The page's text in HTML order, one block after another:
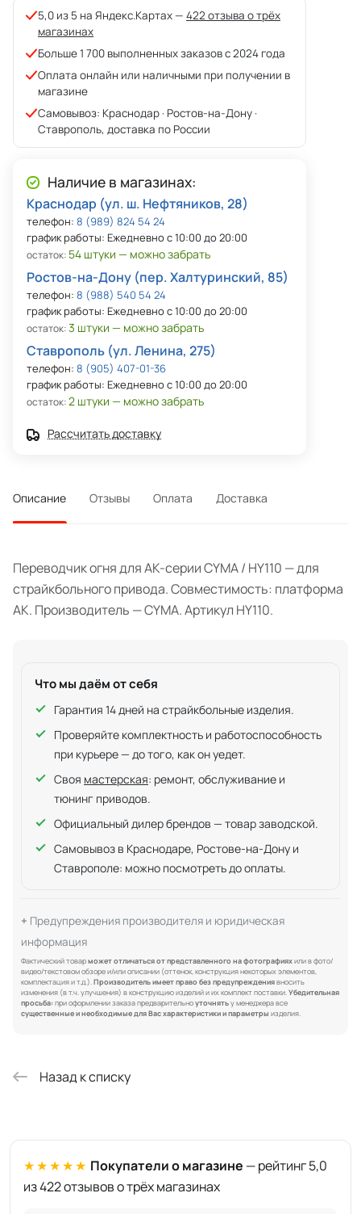
5,0 из 5 на Яндекс.Картах — 422 отзыва о трёх
магазинах
Больше 1 700 выполненных заказов с 2024 года
Оплата онлайн или наличными при получении в
магазине
Самовывоз: Краснодар · Ростов-на-Дону ·
Ставрополь, доставка по России
Наличие в магазинах:
Краснодар (ул. ш. Нефтяников, 28)
телефон: 8 (989) 824 54 24
график работы: Ежедневно с 10:00 до 20:00
остаток: 54 штуки — можно забрать
Ростов-на-Дону (пер. Халтуринский, 85)
телефон: 8 (988) 540 54 24
график работы: Ежедневно с 10:00 до 20:00
остаток:3 штуки — можно забрать
Ставрополь (ул. Ленина, 275)
телефон: 8 (905) 407-01-36
график работы: Ежедневно с 10:00 до 20:00
остаток:2 штуки — можно забрать
Рассчитать доставку
Описание Отзывы Оплата Доставка
Переводчик огня для АК-серии CYMA / HY110 — для
страйкбольного привода. Совместимость: платформа
АК. Производитель — CYMA. Артикул HY110.
Что мы даём от себя
Гарантия 14 дней на страйкбольные изделия.
Проверяйте комплектность и работоспособность
при курьере — до того, как он уедет.
Своя мастерская: ремонт, обслуживание и
тюнинг приводов.
Официальный дилер брендов — товар заводской.
Самовывоз в Краснодаре, Ростове-на-Дону и
Ставрополе: можно посмотреть до оплаты.
Предупреждения производителя и юридическая
информация
Фактический товарможет отличаться от представленного на фотографияхили в фото/
видео/текстовом обзоре и/или описании (оттенок, конструкция некоторых элементов,
комплектация и т.д.).Производитель имеет право без предупреждениявносить
изменения (в т.ч. улучшения) в конструкцию изделий и их комплект поставки.Убедительная
просьба: при оформлении заказа предварительноуточнятьу менеджера все
существенные и необходимые для Вас характеристики и параметры изделия.
Назад к списку
★★★★★ Покупатели о магазине — рейтинг 5,0
из 422 отзывов о трёх магазинах